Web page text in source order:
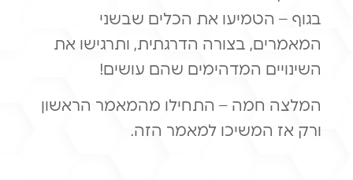
בגוף – הטמיעו את הכלים שבשני
המאמרים, בצורה הדרגתית, ותרגישו את
השינויים המדהימים שהם עושים!
המלצה חמה – התחילו מהמאמר הראשון
ורק אז המשיכו למאמר הזה.